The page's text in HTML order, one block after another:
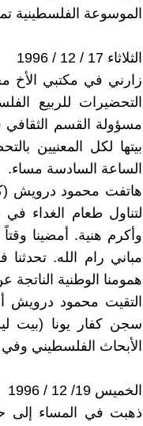
الموسوعة الفلسطينية
الثلاثاء 17 / 12 / 1996
زارني في مكتبي الأخ
التحضيرات للربيع
مسؤولة القسم
بيتها لكل المعنيين
الساعة السادسة مساء.
هاتفت محمود درويش
لتناول طعام الغداء
وأكرم هنية. أمضينا
مباني رام الله.
همومنا الوطنية الناتجة
سجن كفار يونا (بيت
الأبحاث الفلسطيني
الخميس 19/ 12 / 1996
ذهبت في المساء إلى